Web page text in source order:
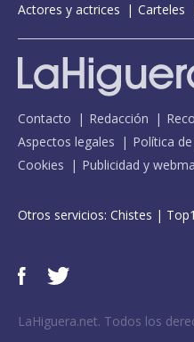
Actores y actrices
Carteles
Contacto Redacción
Aspectos legales
Política
Cookies
Publicidad y
Otros servicios: Chistes |
LaHiguera.net. Todos los